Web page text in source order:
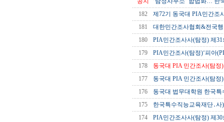
182
제72기 동국대 PIA민간조
181
대한민간조사협회&전국
180
PIA민간조사사(탐정) 제31
179
PIA민간조사(탐정)‘피아
178
동국대 PIA 민간조사(탐
177
동국대 PIA 민간조사(탐
176
동국대 법무대학원 한국
175
한국특수직능교육재단․
174
PIA민간조사사(탐정) 제